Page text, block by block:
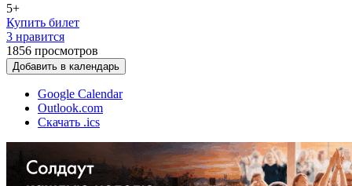
5+
Купить билет
3 нравится
1856 просмотров
Добавить в календарь
Google Calendar
Outlook.com
Скачать .ics